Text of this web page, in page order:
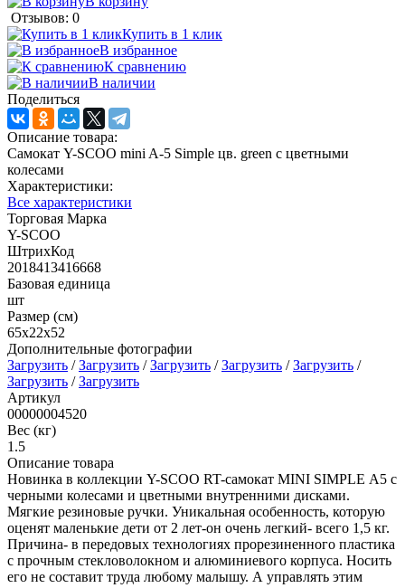
Отзывов: 0
Купить в 1 клик
В избранное
К сравнению
В наличии
Поделиться
Описание товара:
Самокат Y-SCOO mini A-5 Simple цв. green с цветными
колесами
Характеристики:
Все характеристики
Торговая Марка
Y-SCOO
ШтрихКод
2018413416668
Базовая единица
шт
Размер (см)
65х22х52
Дополнительные фотографии
Загрузить /Загрузить /Загрузить /Загрузить /Загрузить /
Загрузить /Загрузить
Артикул
00000004520
Вес (кг)
1.5
Описание товара
Новинка в коллекции Y-SCOO RT-самокат MINI SIMPLE А5 с
черными колесами и цветными внутренними дисками.
Мягкие резиновые ручки. Уникальная особенность, которую
оценят маленькие дети от 2 лет-он очень легкий- всего 1,5 кг.
Причина- в передовых технологиях прорезиненного пластика
c прочным стекловолокном и алюминиевого корпуса. Носить
его не составит труда любому малышу. А управлять этим